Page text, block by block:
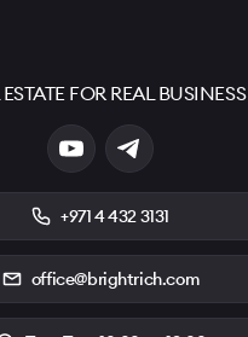
FOR REAL BUSINESS
+971 4 432 3131
office@brightrich.com